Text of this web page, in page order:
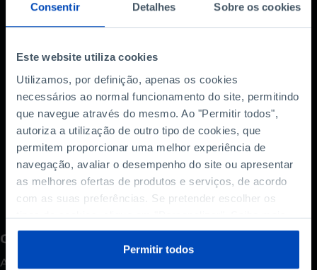
Consentir Detalhes Sobre os cookies
Este website utiliza cookies
Utilizamos, por definição, apenas os cookies
necessários ao normal funcionamento do site, permitindo
que navegue através do mesmo. Ao "Permitir todos",
autoriza a utilização de outro tipo de cookies, que
permitem proporcionar uma melhor experiência de
navegação, avaliar o desempenho do site ou apresentar
as melhores ofertas de produtos e serviços, de acordo
com as suas preferências. Se pretender escolher os
tipos de cookies, clique em "Personalizar". Saiba mais
sobre cookies através da gestão de preferências ou da
Política de Cookies.
Permitir todos
(CEO da Risk Management Business Unit na
Mobileum Inc.) juntam-se ao coordenador deste
SBE e director-adjunto do Departamento de
Estudos Económicos do Banco de Portugal),
para, a partir da investigação, reflectirem sobre a
situação actual das empresas exportadores e
importadoras de bens e serviços em Portugal e
debaterem possíveis estratégias de crescimento
para os próximos anos.
Como avalia este conteúdo?
A sua opinião é importante.